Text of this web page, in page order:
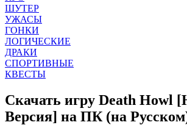
ШУТЕР
УЖАСЫ
ГОНКИ
ЛОГИЧЕСКИЕ
ДРАКИ
СПОРТИВНЫЕ
КВЕСТЫ
Скачать игру Death Howl
Версия] на ПК (на